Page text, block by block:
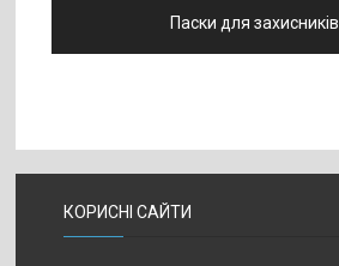
Паски для захисників
КОРИСНІ САЙТИ